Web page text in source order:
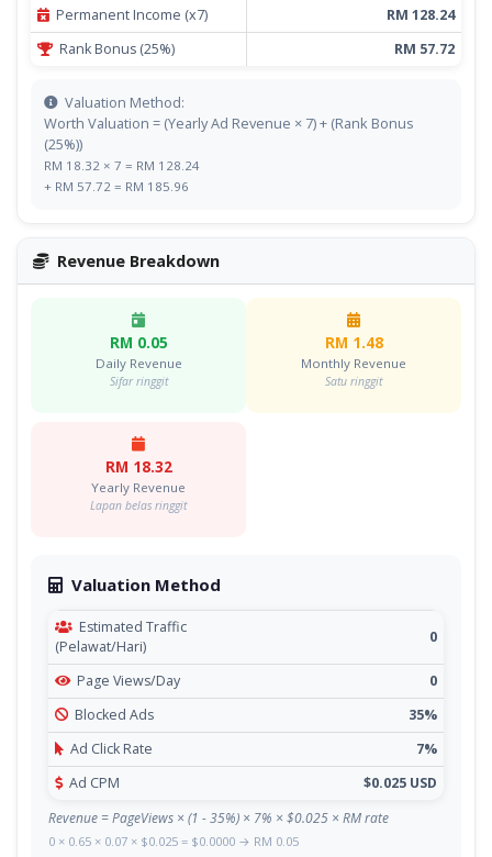
Permanent Income (x7)
RM 128.24
Rank Bonus (25%)
RM 57.72
Valuation Method:
Worth Valuation = (Yearly Ad Revenue × 7) + (Rank Bonus
(25%))
RM 18.32 × 7 = RM 128.24
+ RM 57.72 = RM 185.96
Revenue Breakdown
RM 0.05
Daily Revenue
Sifar ringgit
RM 1.48
Monthly Revenue
Satu ringgit
RM 18.32
Yearly Revenue
Lapan belas ringgit
Valuation Method
Estimated Traffic
(Pelawat/Hari)
0
Page Views/Day
0
Blocked Ads
35%
Ad Click Rate
7%
Ad CPM
$0.025 USD
Revenue = PageViews × (1 - 35%) × 7% × $0.025 × RM rate
0 × 0.65 × 0.07 × $0.025 = $0.0000 → RM 0.05